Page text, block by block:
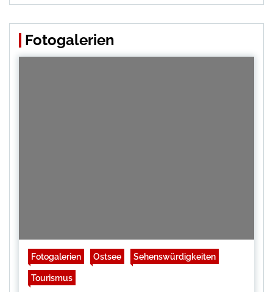
Fotogalerien
Fotogalerien Ostsee Sehenswürdigkeiten
Tourismus